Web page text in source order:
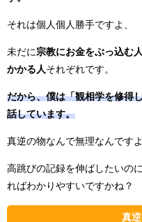
それは個人個人勝手ですよ、
未だに 宗教にお金をぶっ込む人
かかる人 それぞれです。
だから、僕は「観相学を修得
話しています。
真逆の物なんで無理なんですよ
高跳びの記録を伸ばしたいの
ればわかりやすいですかね？
真